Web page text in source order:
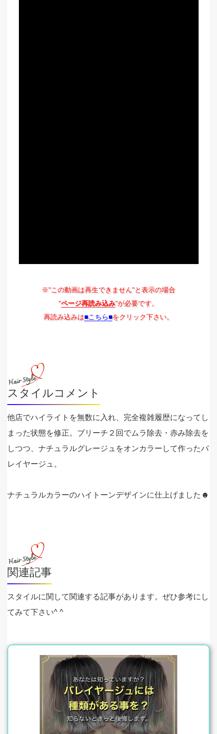
※"この動画は再生できません"と表示の場合
"ページ再読み込み"が必要です。
再読み込みは■こちら■をクリック下さい。
スタイルコメント
他店でハイライトを無数に入れ、完全複雑履歴になってし
まった状態を修正。ブリーチ２回でムラ除去・赤み除去を
しつつ、ナチュラルグレージュをオンカラーして作ったバ
レイヤージュ。
ナチュラルカラーのハイトーンデザインに仕上げました☻
関連記事
スタイルに関して関連する記事があります。ぜひ参考にし
てみて下さい^ ^